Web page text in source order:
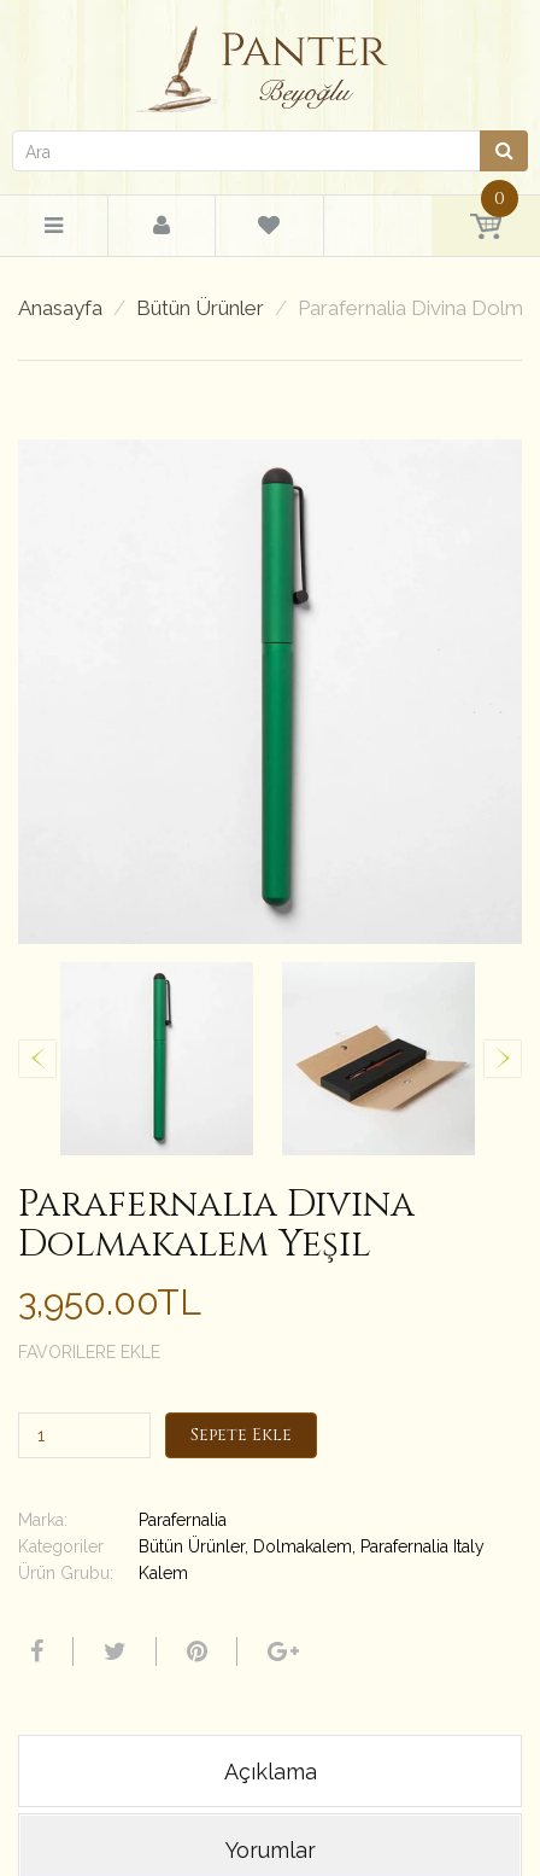
0
Anasayfa Bütün Ürünler Parafernalia Divina
Parafernalia Divina
Dolmakalem Yeşil
3,950.00TL
FAVORILERE EKLE
Sepete Ekle
Marka:
Parafernalia
Kategoriler
Bütün Ürünler, Dolmakalem
Parafernalia Italy
Ürün Grubu:
Kalem
Açıklama
Yorumlar